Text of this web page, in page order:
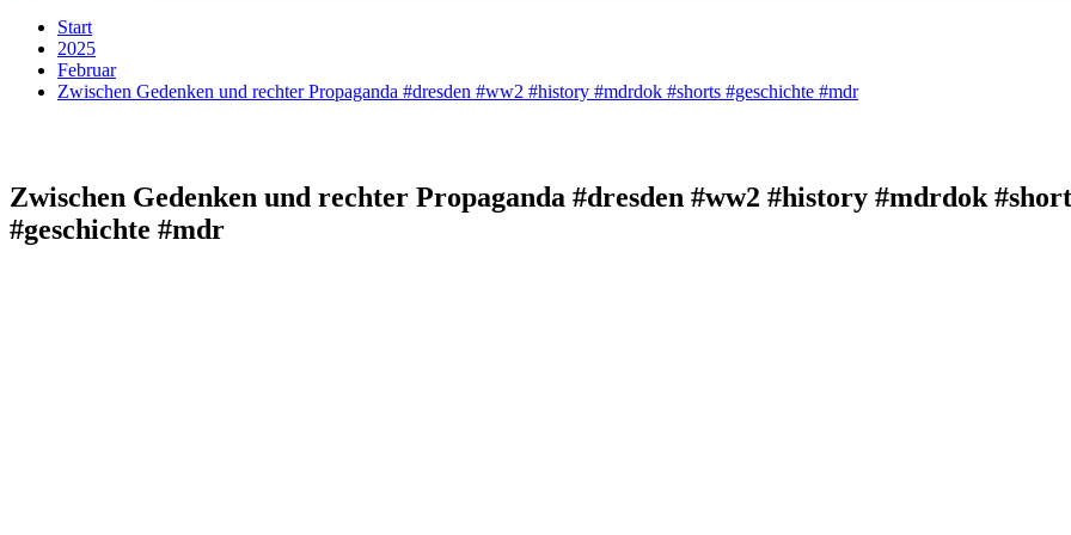
Start
2025
Februar
Zwischen Gedenken und rechter Propaganda #dresden #ww2 #history #mdrdok #shorts #geschichte #mdr
Zwischen Gedenken und rechter Propaganda #dresden #ww2 #history #mdrdok
#geschichte #mdr